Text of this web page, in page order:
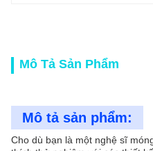
Mô Tả Sản Phẩm
Mô tả sản phẩm:
Cho dù bạn là một nghệ sĩ